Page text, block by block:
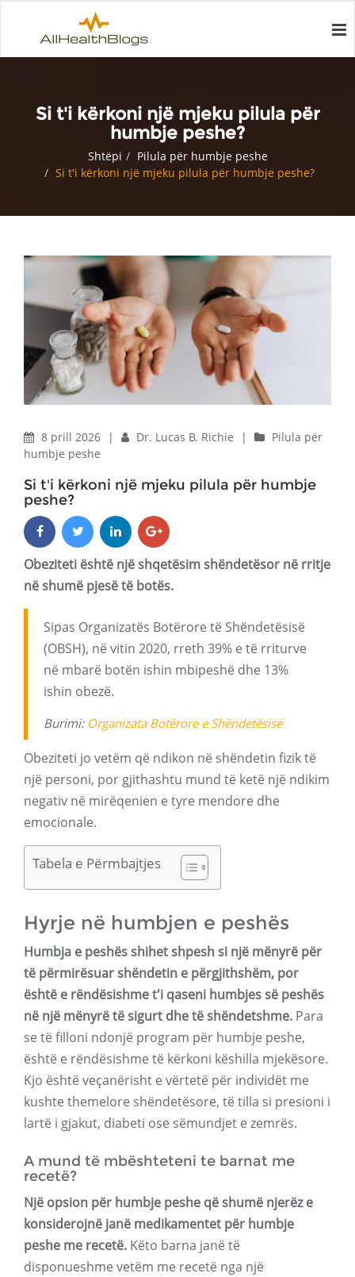
Si t'i kërkoni një mjeku pilula për
humbje peshe?
Shtëpi
Pilula për humbje peshe
Si t'i kërkoni një mjeku pilula për humbje peshe?
8 prill 2026 | Dr. Lucas B. Richie |
Pilula për
humbje peshe
Si t'i kërkoni një mjeku pilula për humbje
peshe?
Obeziteti është një shqetësim shëndetësor në rritje
në shumë pjesë të botës.
Sipas Organizatës Botërore të Shëndetësisë
(OBSH), në vitin 2020, rreth 39% e të rriturve
në mbarë botën ishin mbipeshë dhe 13%
ishin obezë.
Burimi: Organizata Botërore e Shëndetësisë
Obeziteti jo vetëm që ndikon në shëndetin fizik të
një personi, por gjithashtu mund të ketë një ndikim
negativ në mirëqenien e tyre mendore dhe
emocionale.
Tabela e Përmbajtjes
Hyrje në humbjen e peshës
Humbja e peshës shihet shpesh si një mënyrë për
të përmirësuar shëndetin e përgjithshëm, por
është e rëndësishme t'i qaseni humbjes së peshës
në një mënyrë të sigurt dhe të shëndetshme. Para
se të filloni ndonjë program për humbje peshe,
është e rëndësishme të kërkoni këshilla mjekësore.
Kjo është veçanërisht e vërtetë për individët me
kushte themelore shëndetësore, të tilla si presioni i
lartë i gjakut, diabeti ose sëmundjet e zemrës.
A mund të mbështeteni te barnat me
recetë?
Një opsion për humbje peshe që shumë njerëz e
konsiderojnë janë medikamentet për humbje
peshe me recetë. Këto barna janë të
disponueshme vetëm me recetë nga një